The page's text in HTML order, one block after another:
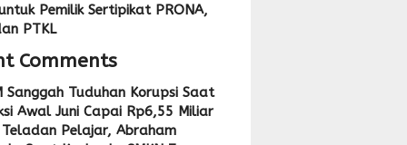
Pemilik Sertipikat PRONA,
PTKL
Comments
Sanggah Tuduhan Korupsi Saat
Awal Juni Capai Rp6,55 Miliar
Pelajar, Abraham